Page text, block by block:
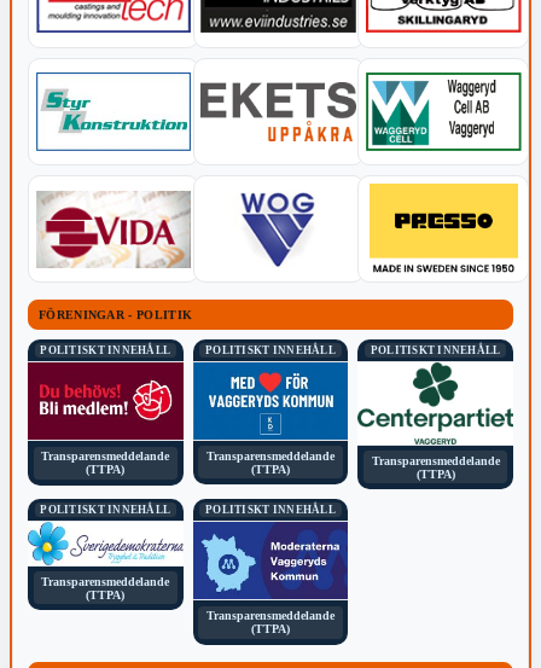
FÖRENINGAR - POLITIK
POLITISKT INNEHÅLL
Transparensmeddelande
(TTPA)
POLITISKT INNEHÅLL
Transparensmeddelande
(TTPA)
POLITISKT INNEHÅLL
Transparensmeddelande
(TTPA)
POLITISKT INNEHÅLL
Transparensmeddelande
(TTPA)
POLITISKT INNEHÅLL
Transparensmeddelande
(TTPA)